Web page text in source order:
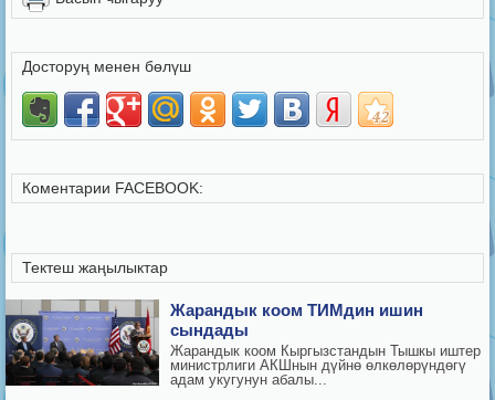
Досторуң менен бөлүш
Коментарии FACEBOOK:
Тектеш жаңылыктар
Жарандык коом ТИМдин ишин
сындады
Жарандык коом Кыргызстандын Тышкы иштер
министрлиги АКШнын дүйнө өлкөлөрүндөгү
адам укугунун абалы...